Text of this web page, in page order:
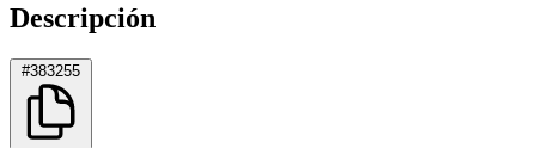
Descripción
#383255